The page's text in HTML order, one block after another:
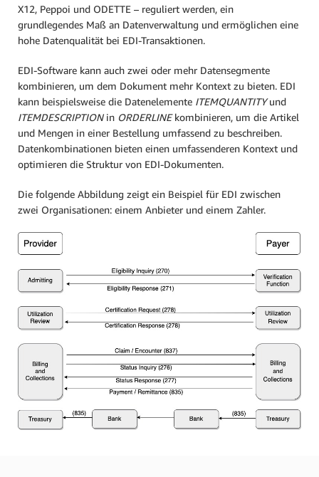
X12, Peppoi und ODETTE – reguliert werden, ein
grundlegendes Maß an Datenverwaltung und ermöglichen eine
hohe Datenqualität bei EDI-Transaktionen.
EDI-Software kann auch zwei oder mehr Datensegmente
kombinieren, um dem Dokument mehr Kontext zu bieten. EDI
kann beispielsweise die Datenelemente ITEMQUANTITYund
ITEMDESCRIPTIONin ORDERLINEkombinieren, um die Artikel
und Mengen in einer Bestellung umfassend zu beschreiben.
Datenkombinationen bieten einen umfassenderen Kontext und
optimieren die Struktur von EDI-Dokumenten.
Die folgende Abbildung zeigt ein Beispiel für EDI zwischen
zwei Organisationen: einem Anbieter und einem Zahler.